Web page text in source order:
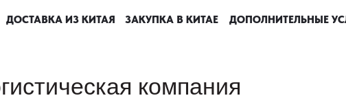
ДОПОЛНИТЕЛЬНЫЕ
ДОСТАВКА ИЗ КИТАЯ ЗАКУПКА В КИТАЕ ДОПОЛНИТЕЛЬНЫЕ
ДОСТАВКА ИЗ КИТАЯ ЗАКУПКА В КИТАЕ
компания
ДОПОЛНИТЕЛЬНЫЕ
ДОСТАВКА ИЗ КИТАЯ ЗАКУПКА В КИТАЕ ДОПОЛНИТЕЛЬНЫЕ
ДОСТАВКА ИЗ КИТАЯ ЗАКУПКА В КИТАЕ